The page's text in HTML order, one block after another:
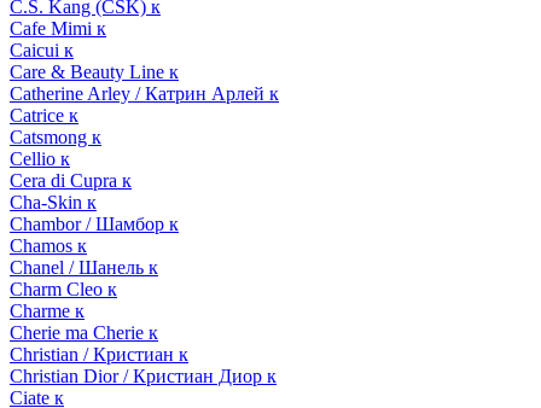
C.S. Kang (CSK) к
Cafe Mimi к
Caicui к
Care & Beauty Line к
Catherine Arley / Катрин Арлей к
Catrice к
Catsmong к
Cellio к
Cera di Cupra к
Cha-Skin к
Chambor / Шамбор к
Chamos к
Chanel / Шанель к
Charm Cleo к
Charme к
Cherie ma Cherie к
Christian / Кристиан к
Christian Dior / Кристиан Диор к
Ciate к